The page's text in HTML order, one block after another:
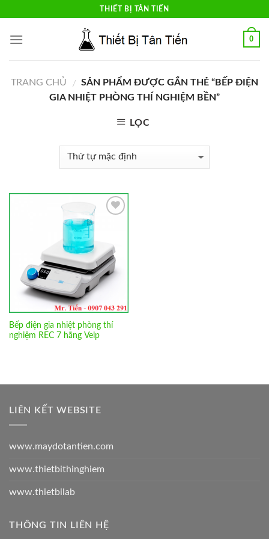
content
THIẾT BỊ TÂN TIẾN
0
TRANG CHỦ / SẢN PHẨM ĐƯỢC GẮN THẺ “BẾP ĐIỆN
GIA NHIỆT PHÒNG THÍ NGHIỆM BỀN”
LỌC
Bếp điện gia nhiệt phòng thí
nghiệm REC 7 hãng Velp
LIÊN KẾT WEBSITE
www.maydotantien.com
www.thietbithinghiem
www.thietbilab
THÔNG TIN LIÊN HỆ